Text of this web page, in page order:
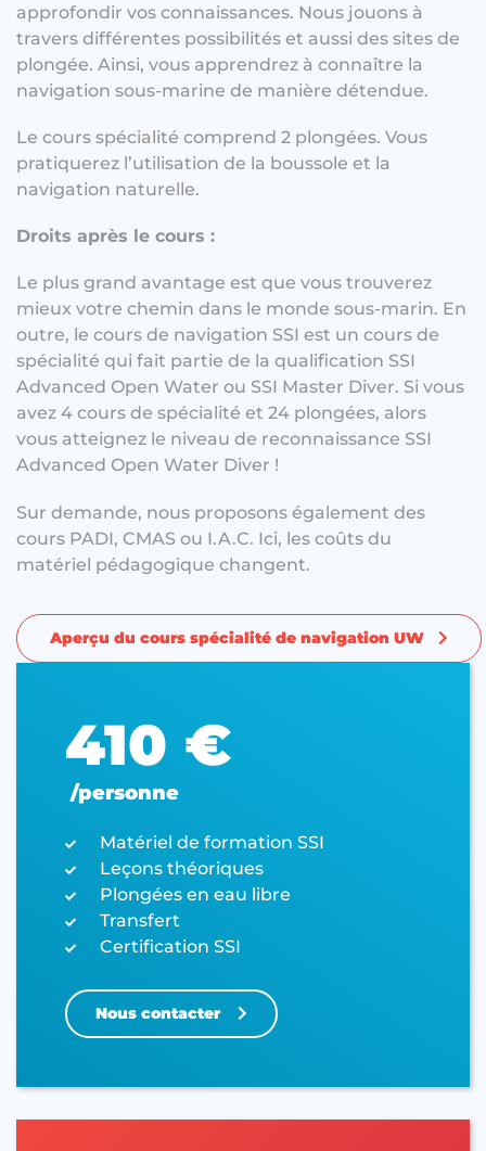
approfondir vos connaissances. Nous jouons à
travers différentes possibilités et aussi des sites de
plongée. Ainsi, vous apprendrez à connaître la
navigation sous-marine de manière détendue.
Le cours spécialité comprend 2 plongées. Vous
pratiquerez l’utilisation de la boussole et la
navigation naturelle.
Droits après le cours :
Le plus grand avantage est que vous trouverez
mieux votre chemin dans le monde sous-marin. En
outre, le cours de navigation SSI est un cours de
spécialité qui fait partie de la qualification SSI
Advanced Open Water ou SSI Master Diver. Si vous
avez 4 cours de spécialité et 24 plongées, alors
vous atteignez le niveau de reconnaissance SSI
Advanced Open Water Diver !
Sur demande, nous proposons également des
cours PADI, CMAS ou I.A.C. Ici, les coûts du
matériel pédagogique changent.
Aperçu du cours spécialité de navigation UW
410 €
/personne
Matériel de formation SSI
Leçons théoriques
Plongées en eau libre
Transfert
Certification SSI
Nous contacter